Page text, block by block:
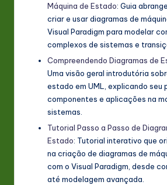
Máquina de Estado: Guia
criar e usar diagramas de
Visual Paradigm para modelar
complexos de sistemas e
Compreendendo Diagramas de
Uma visão geral introdutória
estado em UML, explicando seu
componentes e aplicações na
sistemas.
Tutorial Passo a Passo de
Estado: Tutorial interativo que
na criação de diagramas de
com o Visual Paradigm, desde
até modelagem avançada.